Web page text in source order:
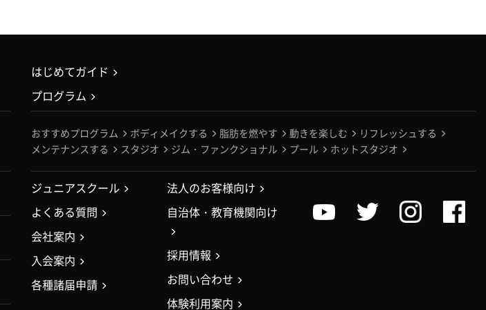
はじめてガイド
プログラム
おすすめプログラム ボディメイクする 脂肪を燃やす 動きを楽しむ
リフレッシュする
メンテナンスする
スタジオ ジム・ファンクショナル プール ホットスタジオ
ジュニアスクール
よくある質問
会社案内
入会案内
各種諸届申請
法人のお客様向け
自治体・教育機関向け
採用情報
お問い合わせ
体験利用案内